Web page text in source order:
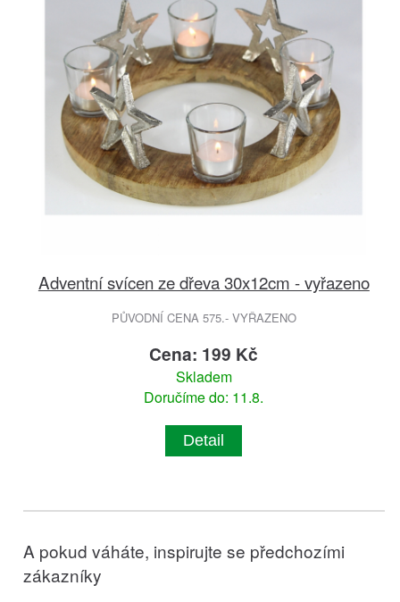
Adventní svícen ze dřeva 30x12cm - vyřazeno
PŮVODNÍ CENA 575.- VYŘAZENO
Cena: 199 Kč
Skladem
Doručíme do: 11.8.
Detail
A pokud váháte, inspirujte se předchozími
zákazníky